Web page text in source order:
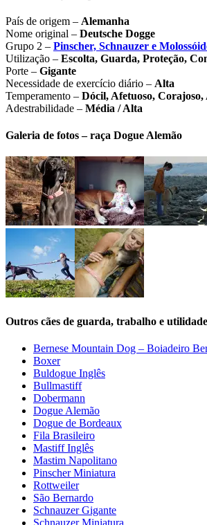
País de origem – Alemanha
Nome original – Deutsche Dogge
Grupo 2 – Pinscher, Schnauzer e
Utilização – Escolta, Guarda, Proteção,
Porte – Gigante
Necessidade de exercício diário – Alta
Temperamento – Dócil, Afetuoso,
Adestrabilidade – Média / Alta
Galeria de fotos – raça Dogue Alemão
Outros cães de guarda, trabalho e utilidade
Bernese Mountain Dog – Boiadeiro
Boxer
Buldogue Inglês
Bullmastiff
Dobermann
Dogue Alemão
Dogue de Bordeaux
Fila Brasileiro
Mastiff Inglês
Mastim Napolitano
Pinscher Miniatura
Rottweiler
São Bernardo
Schnauzer Gigante
Schnauzer Miniatura